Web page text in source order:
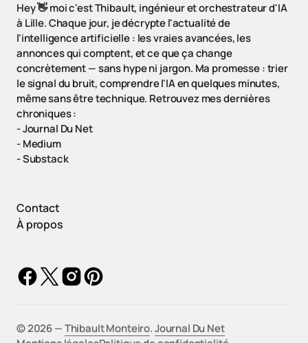
Hey 👋 moi c'est Thibault, ingénieur et orchestrateur d'IA
à Lille. Chaque jour, je décrypte l'actualité de
l'intelligence artificielle : les vraies avancées, les
annonces qui comptent, et ce que ça change
concrètement — sans hype ni jargon. Ma promesse : trier
le signal du bruit, comprendre l'IA en quelques minutes,
même sans être technique. Retrouvez mes dernières
chroniques :
-Journal Du Net
-Medium
-Substack
Contact
À propos
©️ 2026 —Thibault Monteiro.Journal Du Net